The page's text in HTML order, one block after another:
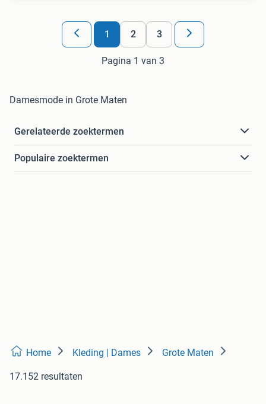
1 2 3
Pagina 1 van 3
Damesmode in Grote Maten
Gerelateerde zoektermen
Populaire zoektermen
Home Kleding | Dames Grote Maten
17.152 resultaten